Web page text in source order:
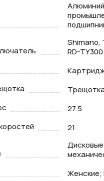
Shimano,
RD-TY300
27.5
21
Дисковые
Женские;